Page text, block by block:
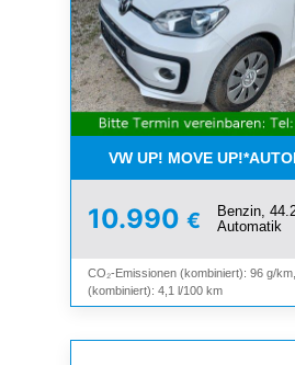
VW UP! MOVE
10.990 €
Benzin,
Automatik
CO₂-Emissionen (kombiniert): 96 g/
(kombiniert): 4,1 l/100 km